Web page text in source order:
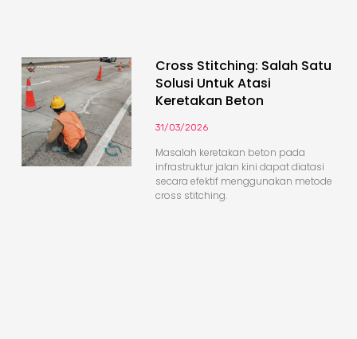
Cross Stitching: Salah Satu
Solusi Untuk Atasi
Keretakan Beton
31/03/2026
Masalah keretakan beton pada
infrastruktur jalan kini dapat diatasi
secara efektif menggunakan metode
cross stitching.